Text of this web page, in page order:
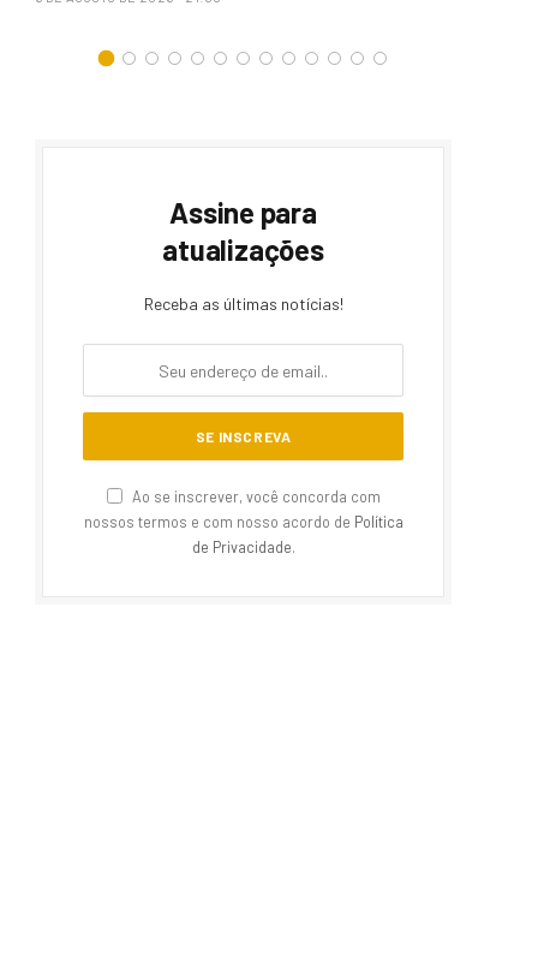
Assine para
Ao se inscrever, você concorda com
nossos termos e com nosso acordo de